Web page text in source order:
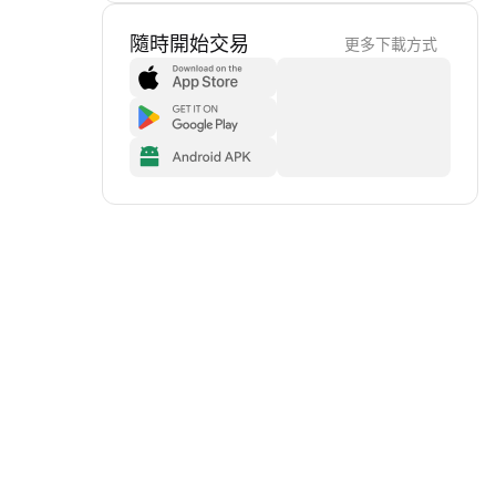
隨時開始交易 更多下載方式